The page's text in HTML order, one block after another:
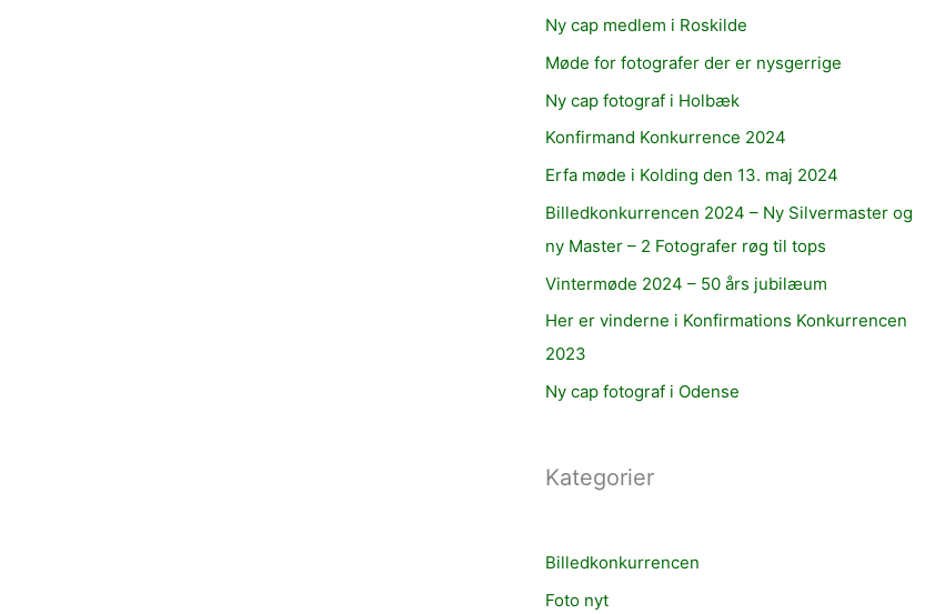
Ny cap medlem i Roskilde
Møde for fotografer der er nysgerrige
Ny cap fotograf i Holbæk
Konfirmand Konkurrence 2024
Erfa møde i Kolding den 13. maj 2024
Billedkonkurrencen 2024 – Ny Silvermaster og
ny Master – 2 Fotografer røg til tops
Vintermøde 2024 – 50 års jubilæum
Her er vinderne i Konfirmations Konkurrencen
2023
Ny cap fotograf i Odense
Kategorier
Billedkonkurrencen
Foto nyt